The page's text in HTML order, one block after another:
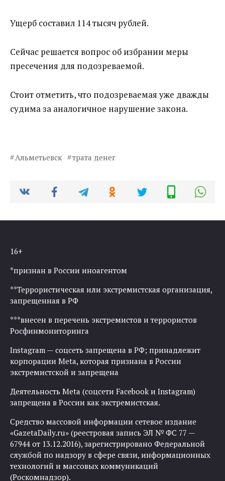
Ущерб составил 114 тысяч рублей.
Сейчас решается вопрос об избрании меры
пресечения для подозреваемой.
Стоит отметить, что подозреваемая уже дважды
судима за аналогичное нарушение закона.
Альметьевск трата денег
16+
*признан в России иноагентом
**Террористическая или экстремистская организация,
запрещенная в РФ
***внесен в перечень экстремистов и террористов
Росфинмониторинга
Instagram — соцсеть запрещена в РФ; принадлежит
корпорации Meta, которая признана в России
экстремистской и запрещена
Деятельность Meta (соцсети Facebook и Instagram)
запрещена в России как экстремистская.
Средство массовой информации сетевое издание
«GazetaDaily.ru» (реестровая запись ЭЛ № ФС 77 —
67944 от 13.12.2016), зарегистрировано Федеральной
службой по надзору в сфере связи, информационных
технологий и массовых коммуникаций
(Роскомнадзор).